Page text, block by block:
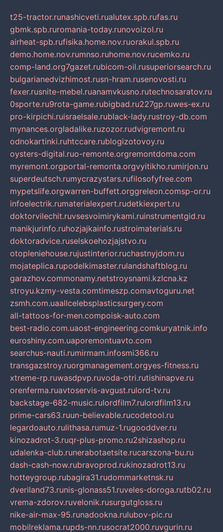
t25-tractor.runashicveti.rualutex.spb.rufas.ru
gbmk.spb.ruromania-today.runovoizol.ru
airheat-spb.rufisika.home.nov.ruorakul.spb.ru
demo.home.nov.rumnso.ruhome.nov.rucemko.ru
comp-land.org7gazet.rubicom-oil.rusuperiorsearch.ru
bulgarianedvizhimost.rusn-hram.rusenovosti.ru
fexer.rusnite-mebel.ruanamvkusno.rutechnosaratov.ru
0sporte.ru9rota-game.rubigbad.ru227gp.ruwes-ex.ru
pro-kirpichi.ruisraelsale.rublack-lady.rustroy-db.com
mynances.orgladalike.ruzozor.rudvigremont.ru
odnokartinki.ruhtccare.rublogizotovoy.ru
oysters-digital.ruo-remonte.orgremontdoma.com
myremont.orgportal-remonta.orgvyitikho.rumirjon.ru
superdeutsch.rumycrazystars.rufilosofyfree.com
mypetslife.orgwarren-buffett.orggreleon.comsp-or.ru
infoelectrik.rumaterialexpert.rudetkiexpert.ru
doktorvilechit.ruvsesvoimirykami.ruinstrumentgid.ru
manikjurinfo.ruhozjajkainfo.rustroimaterials.ru
doktoradvice.ruselskoehozjajstvo.ru
otopleniehouse.rujustinterior.ruchastnyjdom.ru
mojateplica.rupodelkimaster.rulandshaftblog.ru
garazhov.commonamy.netstroysnami.kzlcna.kz
stroyu.kzmy-vesta.comtimeszp.comavtoguru.net
zsmh.com.uaallcelebsplasticsurgery.com
all-tattoos-for-men.compoisk-auto.com
best-radio.com.uaost-engineering.comkuryatnik.info
euroshiny.com.uaporemontuavto.com
searchus-nauti.rumirmam.infosmi366.ru
transgazstroy.ruorgmanagement.orgyes-fitness.ru
xtreme-rp.ruwasdpvp.ruvoda-otri.rutishinapve.ru
orenferma.ruavtoservis-avgust.rulord-tv.ru
backstage-682-music.rulordfilm7.rulordfilm13.ru
prime-cars63.ruun-believable.rucodetool.ru
legardoauto.rulithasa.rumuz-1.rugooddver.ru
kinozadrot-3.ruqr-plus-promo.ru2shizashop.ru
udalenka-club.runerabotaetsite.rucarszona-bu.ru
dash-cash-now.rubravoprod.rukinozadrot13.ru
hotteygroup.rubagira31.rudommarketnsk.ru
dveriland73.runis-glonass51.ruveles-doroga.rutb02.ru
vrema-zdorov.ruvelonik.rusurgutgloss.ru
nike-air-max-95.runadookna.rulubov-pic.ru
mobilreklama.rupds-nn.rusocrat2000.ruvgurin.ru